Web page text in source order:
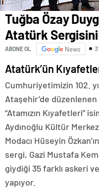
Tuğba Özay
Atatürk Sergisini
ABONE OL News
Atatürk’ün
Cumhuriyetimizin 102.
Ataşehir’de
“Atamızın Kıyafetleri”
Aydınoğlu Kültür
Modacı Hüseyin
sergi, Gazi Mustafa
giydiği 35 farklı askeri
yapıyor.